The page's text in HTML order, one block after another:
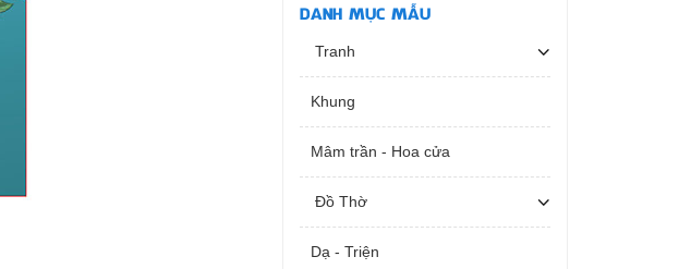
DANH MỤC MẪU
Tranh
Khung
Mâm trần - Hoa cửa
Đồ Thờ
Dạ - Triện